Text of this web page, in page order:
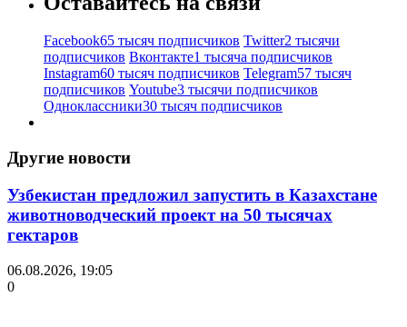
Facebook65 тысяч подписчиков Twitter2 тысячи
подписчиков Вконтакте1 тысяча подписчиков
Instagram60 тысяч подписчиков Telegram57 тысяч
подписчиков Youtube3 тысячи подписчиков
Одноклассники30 тысяч подписчиков
Другие новости
Узбекистан предложил запустить в Казахстане
животноводческий проект на 50 тысячах
гектаров
06.08.2026, 19:05
0